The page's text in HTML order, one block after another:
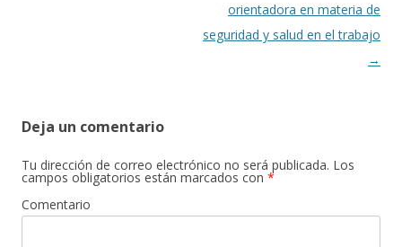
orientadora en materia de
seguridad y salud en el trabajo
→
Deja un comentario
Tu dirección de correo electrónico no será publicada. Los
campos obligatorios están marcados con *
Comentario